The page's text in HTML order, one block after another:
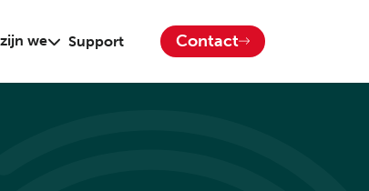
we Support Contact